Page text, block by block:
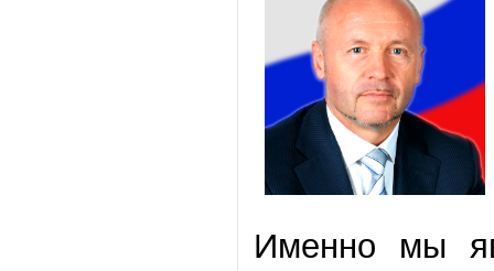
Именно мы